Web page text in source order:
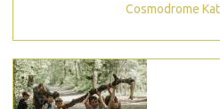
Cosmodrome